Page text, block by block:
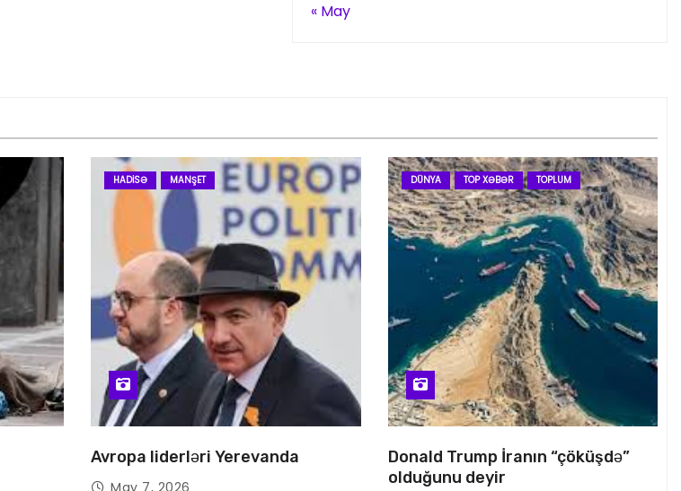
« May
HADISƏ MANŞET
Avropa liderləri Yerevanda
May 7, 2026
DÜNYA TOP XƏBƏR TOPLUM
Donald Trump İranın “çöküşdə”
olduğunu deyir